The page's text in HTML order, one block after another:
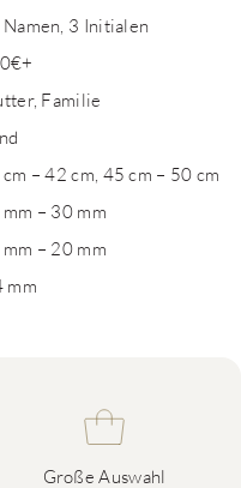
3 Initialen
Familie
– 42 cm, 45 cm – 50 cm
– 30 mm
mm – 20 mm
mm
Große Auswahl